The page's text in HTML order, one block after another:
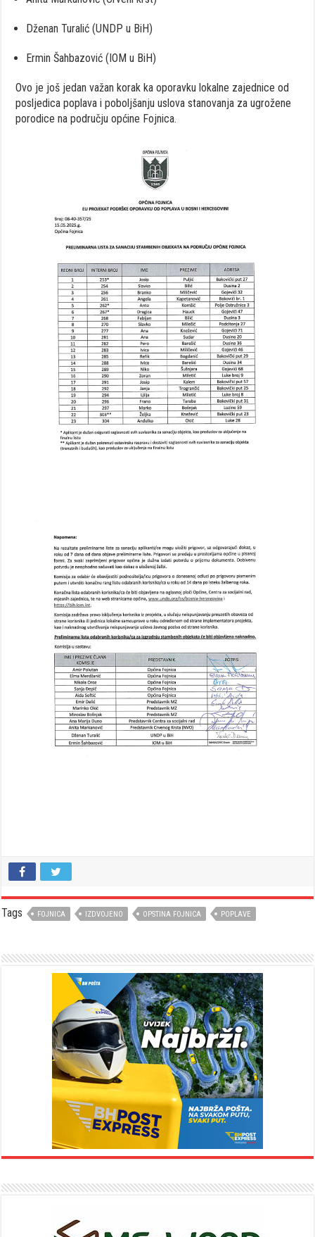
Dženan Turalić (UNDP u BiH)
Ermin Šahbazović (IOM u BiH)
Ovo je još jedan važan korak ka oporavku lokalne zajednice od
posljedica poplava i poboljšanju uslova stanovanja za ugrožene
porodice na području općine Fojnica.
Tags FOJNICA IZDVOJENO OPSTINA FOJNICA POPLAVE